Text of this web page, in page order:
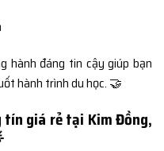
hành đáng tin cậy giúp bạn
hành trình du học. 🤝
tín giá rẻ tại Kim Đồng,